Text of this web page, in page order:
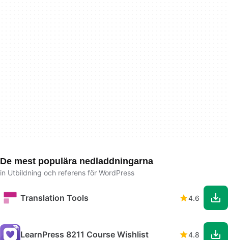
De mest populära nedladdningarna
in Utbildning och referens för WordPress
Translation Tools 4.6
LearnPress 8211 Course Wishlist 4.8